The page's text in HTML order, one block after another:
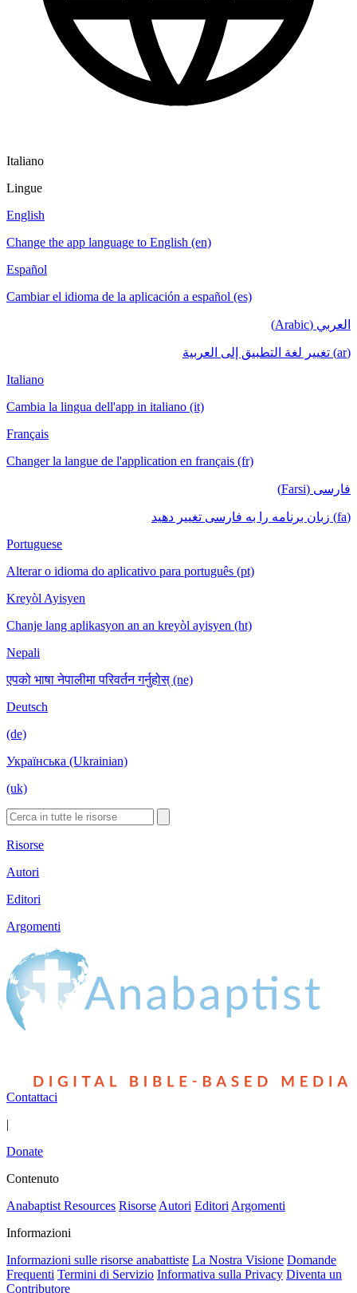
Italiano
Lingue
English
Change the app language to English (en)
Español
Cambiar el idioma de la aplicación a español (es)
العربي (Arabic)
(ar) تغيير لغة التطبيق إلى العربية
Italiano
Cambia la lingua dell'app in italiano (it)
Français
Changer la langue de l'application en français (fr)
فارسی (Farsi)
(fa) زبان برنامه را به فارسی تغییر دهید
Portuguese
Alterar o idioma do aplicativo para português (pt)
Kreyòl Ayisyen
Chanje lang aplikasyon an an kreyòl ayisyen (ht)
Nepali
एपको भाषा नेपालीमा परिवर्तन गर्नुहोस् (ne)
Deutsch
(de)
Українська (Ukrainian)
(uk)
Risorse
Autori
Editori
Argomenti
Contattaci
|
Donate
Contenuto
Anabaptist Resources Risorse Autori Editori Argomenti
Informazioni
Informazioni sulle risorse anabattiste La Nostra Visione Domande
Frequenti Termini di Servizio Informativa sulla Privacy Diventa un
Contributore